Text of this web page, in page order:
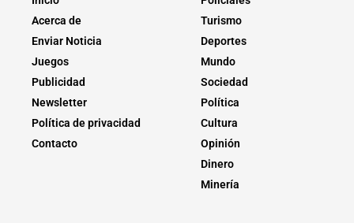
Acerca de
Enviar Noticia
Juegos
Publicidad
Newsletter
Política de privacidad
Contacto
Turismo
Deportes
Mundo
Sociedad
Política
Cultura
Opinión
Dinero
Minería